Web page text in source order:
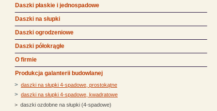
Daszki płaskie i jednospadowe
Daszki na słupki
Daszki ogrodzeniowe
Daszki półokrągłe
O firmie
Produkcja galanterii budowlanej
> daszki na słupki 4-spadowe, prostokątne
> daszki na słupki 4-spadowe, kwadratowe
> daszki ozdobne na słupki (4-spadowe)